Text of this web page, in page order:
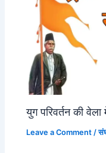
युग परिवर्तन की
Leave a Comment /